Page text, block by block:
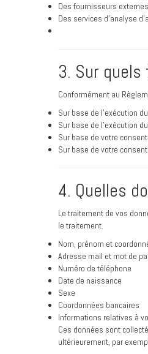
Des fournisseurs
Des services d’analyse
3. Sur
Conformément au
Sur base de l’exécution
Sur base de l’exécution
Sur base de votre
Sur base de votre
4. Quelles
Le traitement de vos
le traitement.
Nom, prénom et
Adresse mail et mot de
Numéro de téléphone
Date de naissance
Sexe
Coordonnées bancaires
Informations relatives à
Ces données sont
ultérieurement, par